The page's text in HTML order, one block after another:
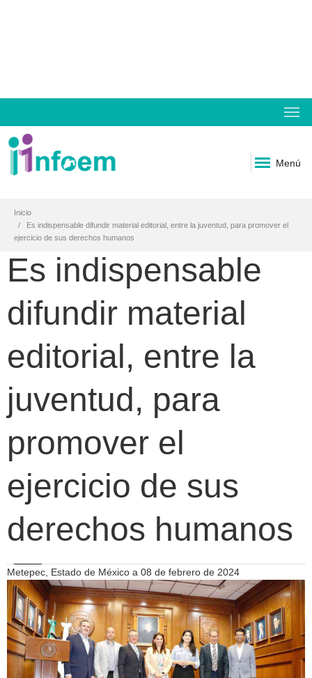
Menú
Inicio
Es indispensable difundir material editorial, entre la juventud, para promover el
ejercicio de sus derechos humanos
Es indispensable
difundir material
editorial, entre la
juventud, para
promover el
ejercicio de sus
derechos humanos
Metepec, Estado de México a 08 de febrero de 2024